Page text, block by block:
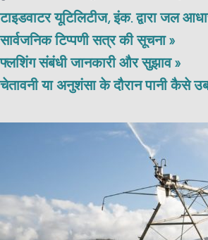
टाइडवाटर यूटिलिटीज, इंक. द्वारा जल
सार्वजनिक टिप्पणी सत्र की सूचना »
फ्लशिंग संबंधी जानकारी और सुझाव »
चेतावनी या अनुशंसा के दौरान पानी कैसे